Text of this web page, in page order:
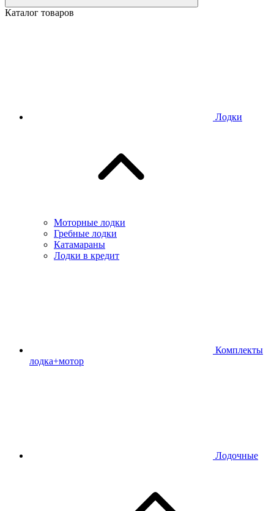
Каталог товаров
Лодки
Моторные лодки
Гребные лодки
Катамараны
Лодки в кредит
Комплекты
лодка+мотор
Лодочные